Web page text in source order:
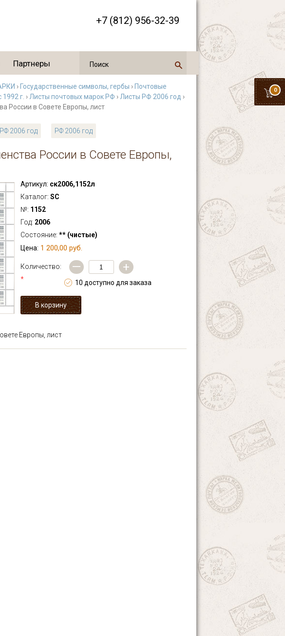
+7 (812) 956-32-39
0
Партнеры
› Государственные символы, гербы › Почтовые
г. › Листы почтовых марок РФ › Листы РФ 2006 год ›
России в Совете Европы, лист
2006 год РФ 2006 год
России в Совете Европы,
Артикул: ск2006,1152л
Каталог: SC
№: 1152
Год: 2006
Состояние: ** (чистые)
Цена: 1 200,00 руб.
Количество:
*
— +
10 доступно для заказа
Европы, лист